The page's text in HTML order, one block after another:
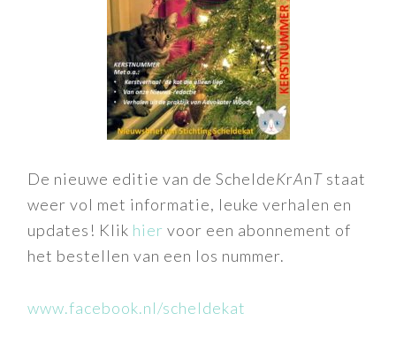
De nieuwe editie van de ScheldeKrAnT staat
weer vol met informatie, leuke verhalen en
updates! Klik hier voor een abonnement of
het bestellen van een los nummer.
www.facebook.nl/scheldekat